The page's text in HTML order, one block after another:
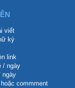
viết
ký
link
/ ngày
ngày
commment